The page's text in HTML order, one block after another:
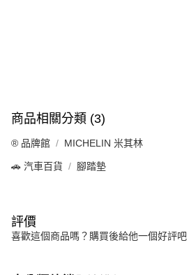
商品相關分類 (3)
®️ 品牌館 MICHELIN 米其林
🚗 汽車百貨 腳踏墊
評價
喜歡這個商品嗎？購買後給他一個好評吧